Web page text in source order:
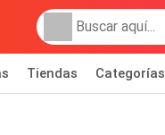
Tiendas Categorías